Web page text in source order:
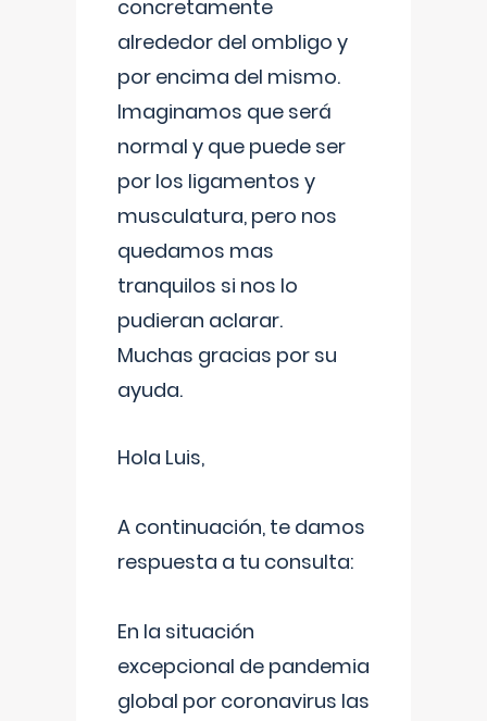
concretamente
alrededor del ombligo y
por encima del mismo.
Imaginamos que será
normal y que puede ser
por los ligamentos y
musculatura, pero nos
quedamos mas
tranquilos si nos lo
pudieran aclarar.
Muchas gracias por su
ayuda.
Hola Luis,
A continuación, te damos
respuesta a tu consulta:
En la situación
excepcional de pandemia
global por coronavirus las